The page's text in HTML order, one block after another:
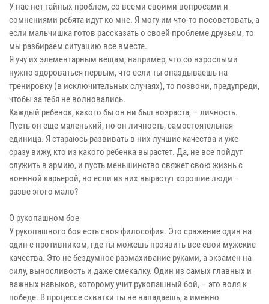
У нас нет тайных проблем, со всеми своими вопросами и
сомнениями ребята идут ко мне. Я могу им что-то посоветовать, а
если мальчишка готов рассказать о своей проблеме друзьям, то
мы разбираем ситуацию все вместе.
Я учу их элементарным вещам, например, что со взрослыми
нужно здороваться первым, что если ты опаздываешь на
тренировку (в исключительных случаях), то позвони, предупреди,
чтобы за тебя не волновались.
Каждый ребенок, какого бы он ни был возраста, – личность.
Пусть он еще маленький, но он личность, самостоятельная
единица. Я стараюсь развивать в них лучшие качества и уже
сразу вижу, кто из какого ребенка вырастет. Да, не все пойдут
служить в армию, и пусть меньшинство свяжет свою жизнь с
военной карьерой, но если из них вырастут хорошие люди –
разве этого мало?
О рукопашном бое
У рукопашного боя есть своя философия. Это сражение один на
один с противником, где ты можешь проявить все свои мужские
качества. Это не бездумное размахивание руками, а экзамен на
силу, выносливость и даже смекалку. Один из самых главных и
важных навыков, которому учит рукопашный бой, – это воля к
победе. В процессе схватки ты не нападаешь, а именно